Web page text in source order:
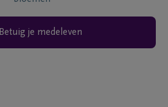
Betuig je medeleven